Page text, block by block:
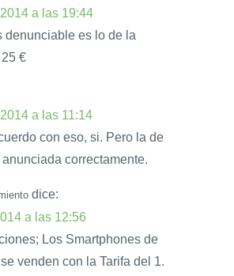
a las 19:44
denunciable es lo de la
€
a las 11:14
con eso, si. Pero la de
correctamente.
dice:
a las 12:56
Los Smartphones de
venden con la Tarifa del 1.